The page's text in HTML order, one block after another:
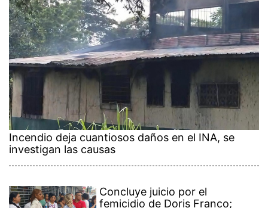
Incendio deja cuantiosos daños en el INA, se
investigan las causas
Concluye juicio por el
femicidio de Doris Franco;